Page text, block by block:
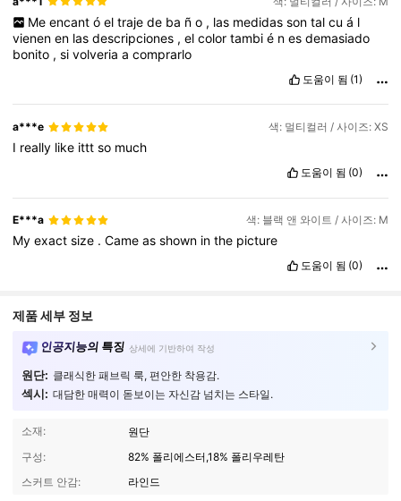
Me encant ó el traje de ba ñ o , las medidas son tal cu á l
vienenen lasdescripciones ,elcolortambié nesdemasiado
bonito ,sivolveriaacomprarlo
도움이 됨 (1)
a***e 색: 멀티컬러 / 사이즈: XS
I really like itttso much
도움이 됨 (0)
E***a 색: 블랙 앤 와이트 / 사이즈: M
Myexactsize .Cameasshown inthe picture
도움이 됨 (0)
제품 세부 정보
인공지능의 특징 상세에 기반하여 작성
원단: 클래식한 패브릭 룩, 편안한 착용감.
섹시: 대담한 매력이 돋보이는 자신감 넘치는 스타일.
소재:
원단
구성:
82% 폴리에스터,18% 폴리우레탄
스커트 안감:
라인드